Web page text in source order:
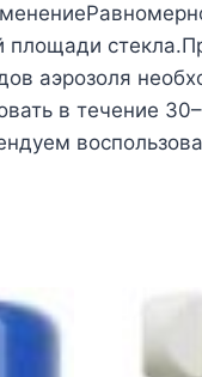
аэрозоля
в течение